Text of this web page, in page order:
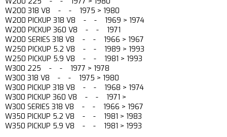
W200 318 V8 - - 1975 > 1980
W200 PICKUP 318 V8 - - 1969 > 1974
W200 PICKUP 360 V8 - - 1971
W200 SERIES 318 V8 - - 1966 > 1967
W250 PICKUP 5.2 V8 - - 1989 > 1993
W250 PICKUP 5.9 V8 - - 1981 > 1993
W300 225 - - 1977 > 1978
W300 318 V8 - - 1975 > 1980
W300 PICKUP 318 V8 - - 1968 > 1974
W300 PICKUP 360 V8 - - 1971 >
W300 SERIES 318 V8 - - 1966 > 1967
W350 PICKUP 5.2 V8 - - 1981 > 1983
W350 PICKUP 5.9 V8 - - 1981 > 1993